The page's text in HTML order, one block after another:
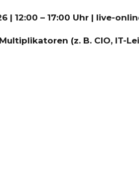
| 12:00 – 17:00 Uhr | live-
(z. B. CIO, IT-